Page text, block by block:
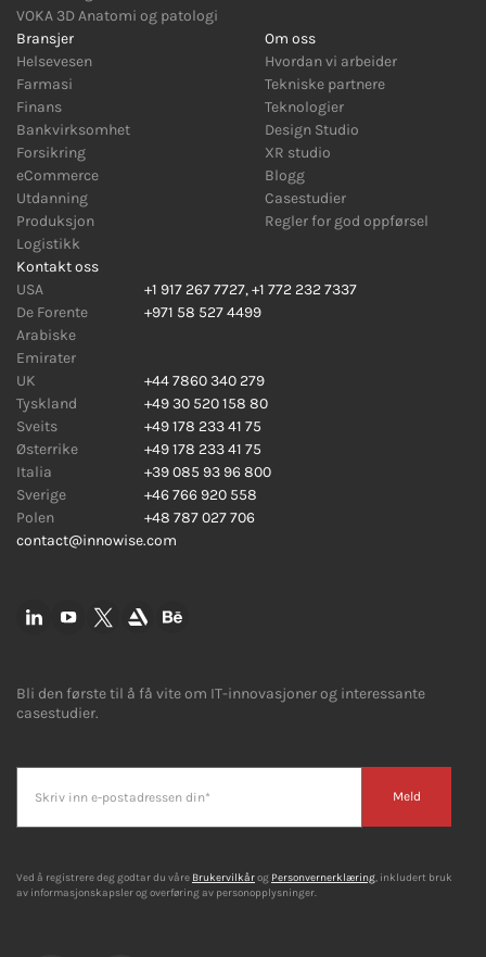
VOKA 3D Anatomi og patologi
Bransjer
Helsevesen
Farmasi
Finans
Bankvirksomhet
Forsikring
eCommerce
Utdanning
Produksjon
Logistikk
Om oss
Hvordan vi arbeider
Tekniske partnere
Teknologier
Design Studio
XR studio
Blogg
Casestudier
Regler for god oppførsel
Kontakt oss
USA
+1 917 267 7727,+1 772 232 7337
De Forente
Arabiske
Emirater
+971 58 527 4499
UK
+44 7860 340 279
Tyskland
+49 30 520 158 80
Sveits
+49 178 233 41 75
Østerrike
+49 178 233 41 75
Italia
+39 085 93 96 800
Sverige
+46 766 920 558
Polen
+48 787 027 706
contact@innowise.com
Bli den første til å få vite om IT-innovasjoner og interessante
casestudier.
Meld
Ved å registrere deg godtar du våre Brukervilkårog Personvernerklæring, inkludert bruk
av informasjonskapsler og overføring av personopplysninger.